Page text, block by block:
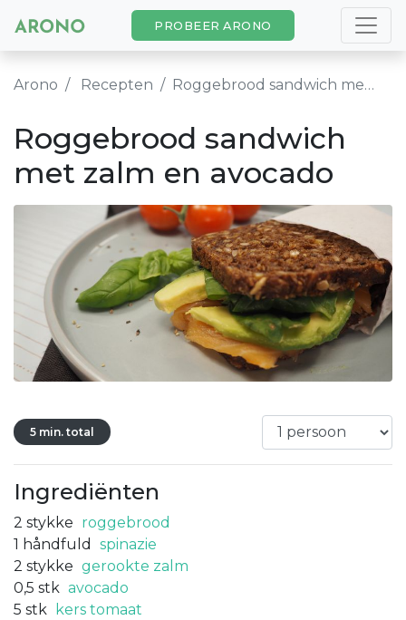
PROBEER ARONO
Arono Recepten Roggebrood sandwich met zalm en avocado
Roggebrood sandwich
met zalm en avocado
5 min. total
Ingrediënten
2 stykke roggebrood
1 håndfuld
spinazie
2 stykke gerookte zalm
0,5 stk avocado
5 stk
kers tomaat